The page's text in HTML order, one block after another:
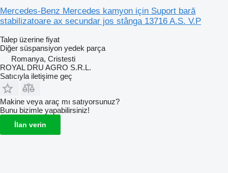
Mercedes-Benz Mercedes kamyon için Suport bară
stabilizatoare ax secundar jos stânga 13716 A.S. V.P
Talep üzerine fiyat
Diğer süspansiyon yedek parça
Romanya, Cristesti
ROYAL DRU AGRO S.R.L.
Satıcıyla iletişime geç
Makine veya araç mı satıyorsunuz?
Bunu bizimle yapabilirsiniz!
İlan verin